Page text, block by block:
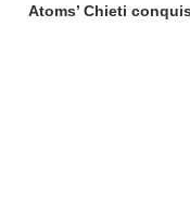
Atoms’ Chieti